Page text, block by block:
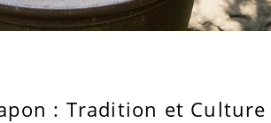
: Tradition et Culture